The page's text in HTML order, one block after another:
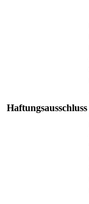
Haftungsausschluss